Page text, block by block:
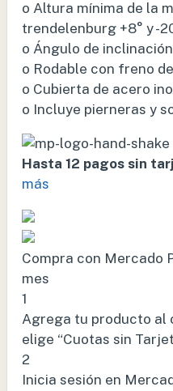
o Altura mínima de la
trendelenburg +8° y -
o Ángulo de inclinación
o Rodable con freno
o Cubierta de acero
o Incluye pierneras y
Hasta 12 pagos sin
más
Compra con Mercado
mes
1
Agrega tu producto al
elige “Cuotas sin
2
Inicia sesión en